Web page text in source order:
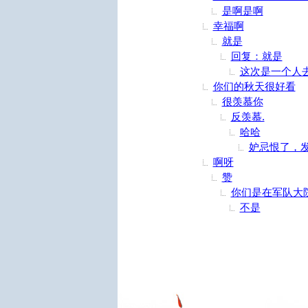
是啊是啊
幸福啊
就是
回复：就是
这次是一个人
你们的秋天很好看
很羡慕你
反羡慕.
哈哈
妒忌恨了，
啊呀
赞
你们是在军队大
不是